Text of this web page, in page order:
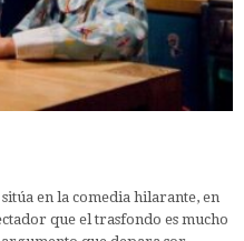
en la comedia hilarante, en
que el trasfondo es mucho